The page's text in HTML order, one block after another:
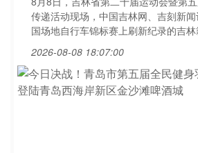
传递活动现场，中国吉林网、吉刻新
国场地自行车锦标赛上刷新纪录的吉
2026-08-08 18:07:00